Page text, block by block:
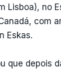
Lisboa), no
com
Eskas.
que depois